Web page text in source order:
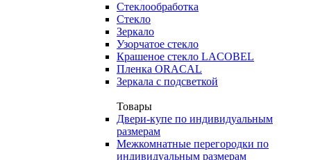
Стеклообработка
Стекло
Зеркало
Узорчатое стекло
Крашеное стекло LACOBEL
Пленка ORACAL
Зеркала с подсветкой
Товары
Двери-купе по индивидуальным
размерам
Межкомнатные перегородки по
индивидуальным размерам